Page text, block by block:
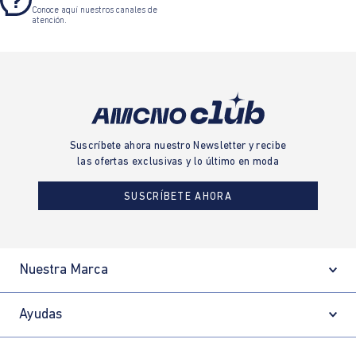
Conoce aquí nuestros canales de
atención.
Suscríbete ahora nuestro Newsletter y recibe
las ofertas exclusivas y lo último en moda
SUSCRÍBETE AHORA
Nuestra Marca
Ayudas